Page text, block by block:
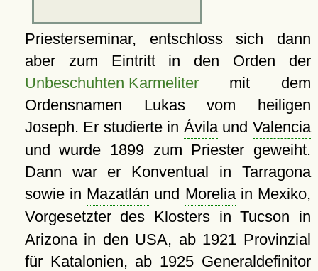
Priesterseminar, entschloss sich dann
aber zum Eintritt in den Orden der
Unbeschuhten Karmelitermit dem
Ordensnamen Lukas vom heiligen
Joseph. Er studierte in Ávilaund Valencia
und wurde 1899 zum Priester geweiht.
Dann war er Konventual in Tarragona
sowie in Mazatlán und Moreliain Mexiko,
Vorgesetzter des Klosters inTucson in
Arizona in den USA, ab 1921 Provinzial
für Katalonien, ab 1925 Generaldefinitor